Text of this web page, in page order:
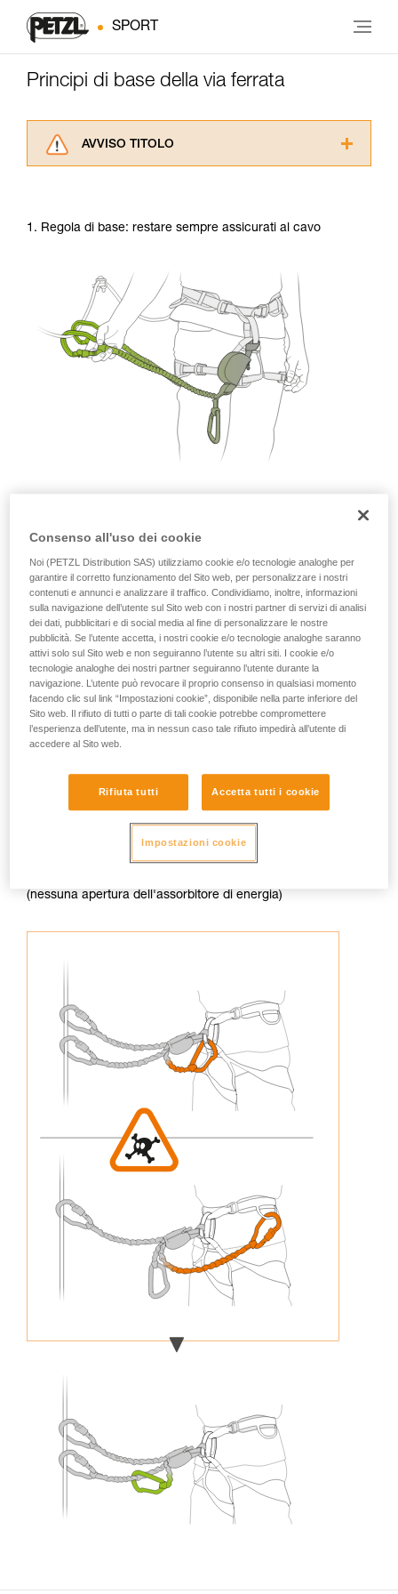
SPORT
Principi di base della via ferrata
AVVISO TITOLO
informazioni dell’istruzione tecnica per poter
formazione ed un addestramento specifico.
Verificate con un professionista la vostra
capacità di rifare la manovra, da soli, in piena
sicurezza, prima di riprodurla autonomamente.
Forniamo esempi di tecniche relative alla vostra
attività. Ne possono esistere altre che non
vengono qui descritte.
1. Regola di base: restare sempre assicurati al cavo
2. Una sola persona per segmento di cavo
(nessuna apertura dell'assorbitore di energia)
Consenso all'uso dei cookie
Noi (PETZL Distribution SAS) utilizziamo cookie e/o tecnologie analoghe per
garantire il corretto funzionamento del Sito web, per personalizzare i nostri
contenuti e annunci e analizzare il traffico. Condividiamo, inoltre, informazioni
sulla navigazione dell’utente sul Sito web con i nostri partner di servizi di analisi
dei dati, pubblicitari e di social media al fine di personalizzare le nostre
pubblicità. Se l’utente accetta, i nostri cookie e/o tecnologie analoghe saranno
attivi solo sul Sito web e non seguiranno l’utente su altri siti. I cookie e/o
tecnologie analoghe dei nostri partner seguiranno l’utente durante la
navigazione. L’utente può revocare il proprio consenso in qualsiasi momento
facendo clic sul link “Impostazioni cookie”, disponibile nella parte inferiore del
Sito web. Il rifiuto di tutti o parte di tali cookie potrebbe compromettere
l’esperienza dell’utente, ma in nessun caso tale rifiuto impedirà all’utente di
accedere al Sito web.
Rifiuta tutti Accetta tutti i cookie
Impostazioni cookie